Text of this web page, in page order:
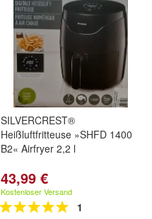
SILVERCREST®
Heißluftfritteuse »SHFD 1400
B2« Airfryer 2,2 l
43,99 €
Kostenloser Versand
1